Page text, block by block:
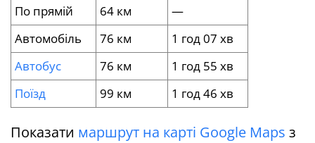
По прямій
64 км
—
Автомобіль
76 км
1 год 07 хв
Автобус
76 км
1 год 55 хв
Поїзд
99 км 1 год 46 хв
Показати маршрут на карті Google Maps з